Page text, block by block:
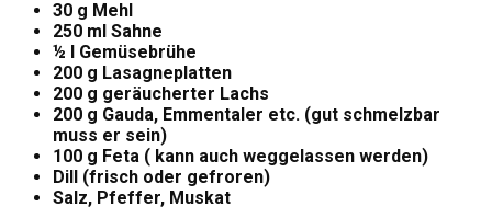
30 g Mehl
250 ml Sahne
½ l Gemüsebrühe
200 g Lasagneplatten
200 g geräucherter Lachs
200 g Gauda, Emmentaler etc. (gut schmelzbar
muss er sein)
100 g Feta ( kann auch weggelassen werden)
Dill (frisch oder gefroren)
Salz, Pfeffer, Muskat